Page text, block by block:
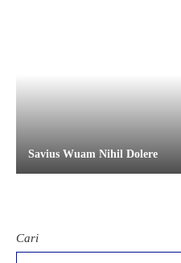
Savius Wuam Nihil Dolere
Cari